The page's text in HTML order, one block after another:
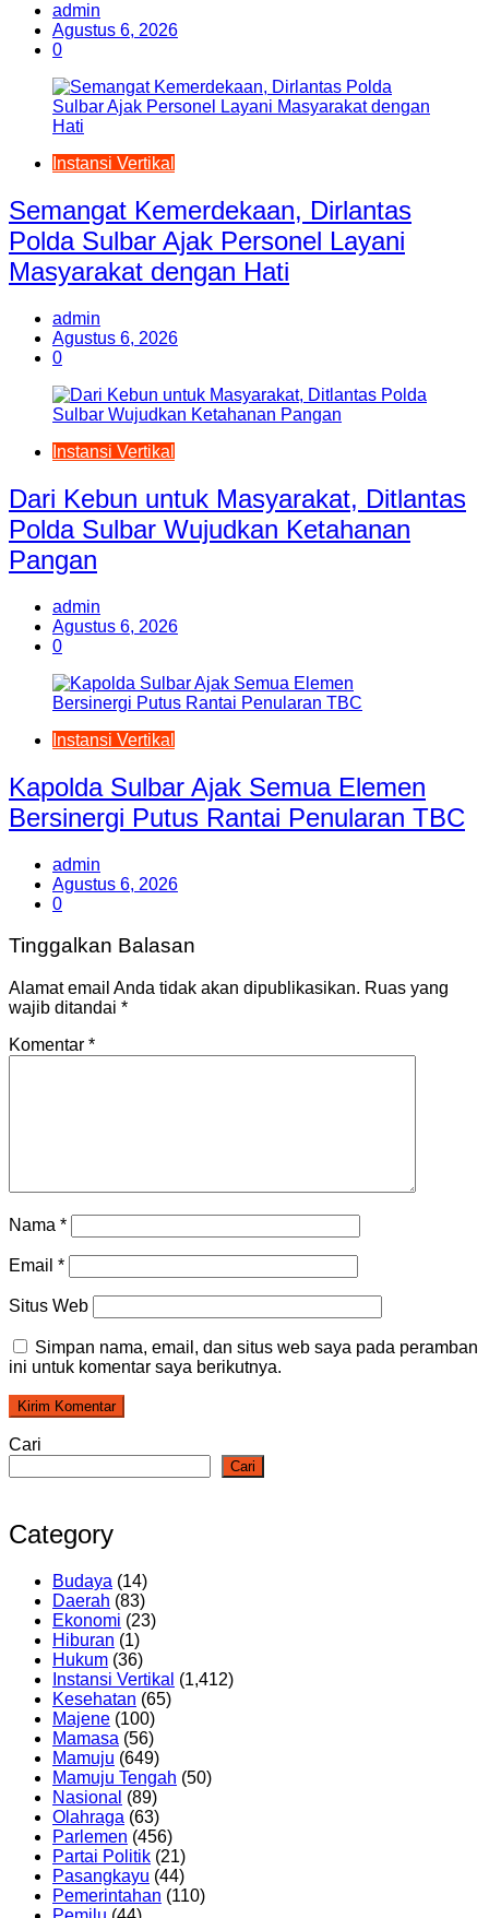
admin
Agustus 6, 2026
0
Instansi Vertikal
Semangat Kemerdekaan, Dirlantas
Polda Sulbar Ajak Personel Layani
Masyarakat dengan Hati
admin
Agustus 6, 2026
0
Instansi Vertikal
Dari Kebun untuk Masyarakat, Ditlantas
Polda Sulbar Wujudkan Ketahanan
Pangan
admin
Agustus 6, 2026
0
Instansi Vertikal
Kapolda Sulbar Ajak Semua Elemen
Bersinergi Putus Rantai Penularan TBC
admin
Agustus 6, 2026
0
Tinggalkan Balasan
Alamat email Anda tidak akan dipublikasikan. Ruas yang
wajib ditandai *
Komentar *
Nama *
Email *
Situs Web
Simpan nama, email, dan situs web saya pada peramban
ini untuk komentar saya berikutnya.
Cari
Cari
Category
Budaya (14)
Daerah (83)
Ekonomi (23)
Hiburan (1)
Hukum (36)
Instansi Vertikal (1,412)
Kesehatan (65)
Majene (100)
Mamasa (56)
Mamuju (649)
Mamuju Tengah (50)
Nasional (89)
Olahraga (63)
Parlemen (456)
Partai Politik (21)
Pasangkayu (44)
Pemerintahan (110)